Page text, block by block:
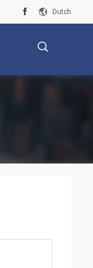
Dutch